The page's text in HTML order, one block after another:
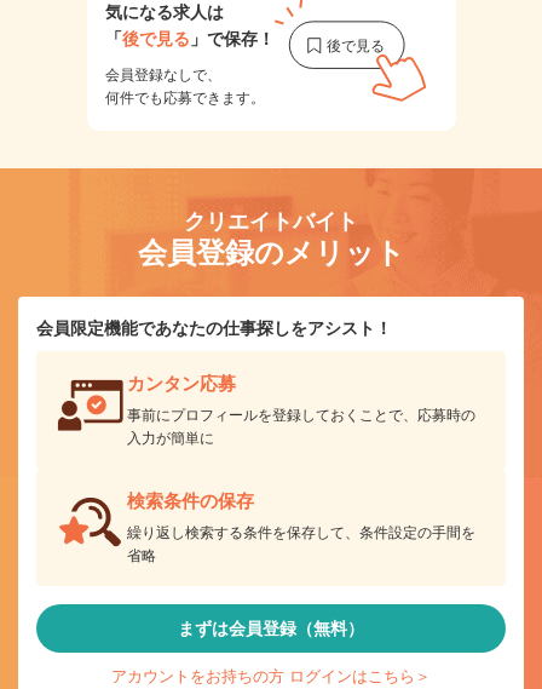
気になる求人は
「後で見る 」で保存！
会員登録なしで、
何件でも応募できます。
クリエイトバイト
会員登録のメリット
会員限定機能であなたの仕事探しをアシスト！
カンタン応募
事前にプロフィールを登録しておくことで、応募時の
入力が簡単に
検索条件の保存
繰り返し検索する条件を保存して、条件設定の手間を
省略
まずは会員登録（無料）
アカウントをお持ちの方 ログインはこちら＞